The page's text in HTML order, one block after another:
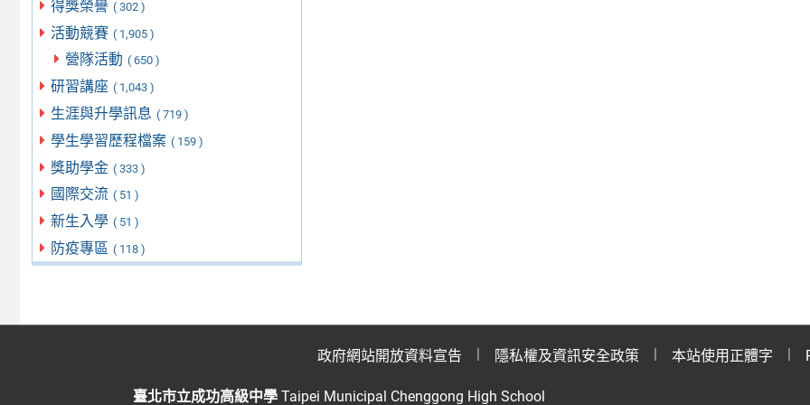
得獎榮譽 ( 302 )
活動競賽 ( 1,905 )
營隊活動 ( 650 )
研習講座 ( 1,043 )
生涯與升學訊息 ( 719 )
學生學習歷程檔案 ( 159 )
獎助學金 ( 333 )
國際交流 ( 51 )
新生入學 ( 51 )
防疫專區 ( 118 )
政府網站開放資料宣告 隱私權及資訊安全政策 本站使用正體字
臺北市立成功高級中學Taipei Municipal Chenggong High School